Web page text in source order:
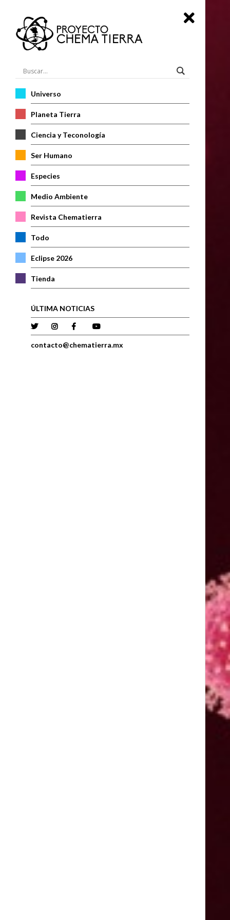
Universo
Planeta Tierra
Ciencia y Teconología
Ser Humano
Especies
Medio Ambiente
Revista Chematierra
Todo
Eclipse 2026
Tienda
ÚLTIMA NOTICIAS
contacto@chematierra.mx